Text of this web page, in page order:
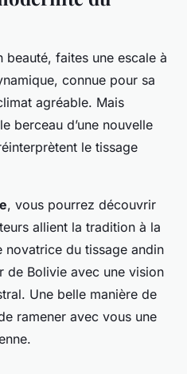
faites une escale à
connue pour sa
agréable. Mais
berceau d’une nouvelle
le tissage
, vous pourrez découvrir
allient la tradition à la
du tissage andin
de Bolivie avec une vision
Une belle manière de
ramener avec vous une